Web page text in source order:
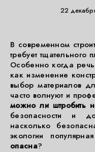
22
В современном
требует тщательного
Особенно когда
как изменение
выбор материалов
часто волнуют и
можно ли штробить
безопасности и
насколько
экологии
опасна?